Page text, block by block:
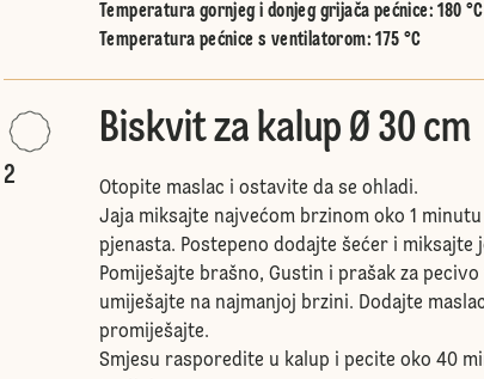
Temperatura gornjeg i donjeg grijača pećnice: 180 °C
Temperatura pećnice s ventilatorom: 175 °C
2
Biskvit za kalup Ø 30 cm
Otopite maslac i ostavite da se ohladi.
Jaja miksajte najvećom brzinom oko 1
pjenasta. Postepeno dodajte šećer i miksajte
Pomiješajte brašno, Gustin i prašak za
umiješajte na najmanjoj brzini. Dodajte
promiješajte.
Smjesu rasporedite u kalup i pecite oko 40